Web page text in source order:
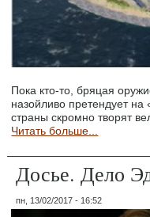
Пока кто-то, бряцая
назойливо претендует
страны скромно творят
Читать больше...
Досье. Дело
пн, 13/02/2017 - 16:52